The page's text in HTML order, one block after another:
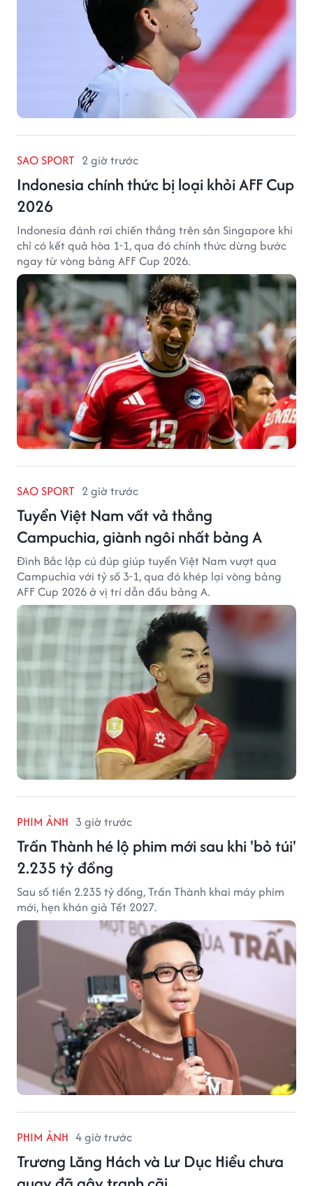
SAO SPORT 2 giờ trước
Indonesia chính thức bị loại khỏi AFF Cup
2026
Indonesia đánh rơi chiến thắng trên sân Singapore khi
chỉ có kết quả hòa 1-1, qua đó chính thức dừng bước
ngay từ vòng bảng AFF Cup 2026.
SAO SPORT 2 giờ trước
Tuyển Việt Nam vất vả thắng
Campuchia, giành ngôi nhất bảng A
Đình Bắc lập cú đúp giúp tuyển Việt Nam vượt qua
Campuchia với tỷ số 3-1, qua đó khép lại vòng bảng
AFF Cup 2026 ở vị trí dẫn đầu bảng A.
PHIM ẢNH 3 giờ trước
Trấn Thành hé lộ phim mới sau khi 'bỏ túi'
2.235 tỷ đồng
Sau số tiền 2.235 tỷ đồng, Trấn Thành khai máy phim
mới, hẹn khán giả Tết 2027.
PHIM ẢNH 4 giờ trước
Trương Lăng Hách và Lư Dục Hiểu chưa